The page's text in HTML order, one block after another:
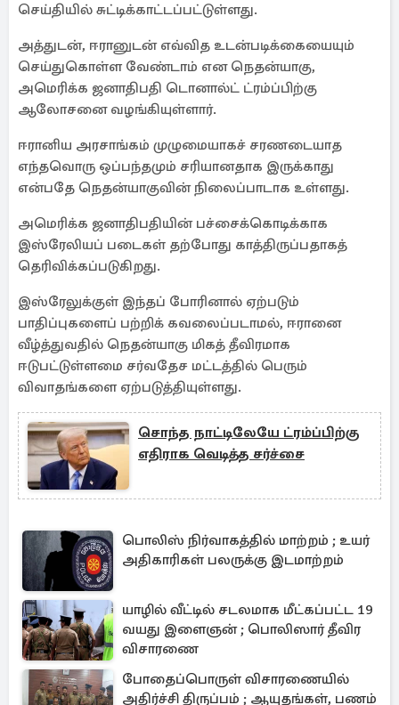
செய்தியில் சுட்டிக்காட்டப்பட்டுள்ளது.
அத்துடன், ஈரானுடன் எவ்வித உடன்படிக்கையையும்
செய்துகொள்ள வேண்டாம் என நெதன்யாகு,
அமெரிக்க ஜனாதிபதி டொனால்ட் ட்ரம்ப்பிற்கு
ஆலோசனை வழங்கியுள்ளார்.
ஈரானிய அரசாங்கம் முழுமையாகச் சரணடையாத
எந்தவொரு ஒப்பந்தமும் சரியானதாக இருக்காது
என்பதே நெதன்யாகுவின் நிலைப்பாடாக உள்ளது.
அமெரிக்க ஜனாதிபதியின் பச்சைக்கொடிக்காக
இஸ்ரேலியப் படைகள் தற்போது காத்திருப்பதாகத்
தெரிவிக்கப்படுகிறது.
இஸ்ரேலுக்குள் இந்தப் போரினால் ஏற்படும்
பாதிப்புகளைப் பற்றிக் கவலைப்படாமல், ஈரானை
வீழ்த்துவதில் நெதன்யாகு மிகத் தீவிரமாக
ஈடுபட்டுள்ளமை சர்வதேச மட்டத்தில் பெரும்
விவாதங்களை ஏற்படுத்தியுள்ளது.
சொந்த நாட்டிலேயே ட்ரம்ப்பிற்கு
எதிராக வெடித்த சர்ச்சை
பொலிஸ் நிர்வாகத்தில் மாற்றம் ; உயர்
அதிகாரிகள் பலருக்கு இடமாற்றம்
யாழில் வீட்டில் சடலமாக மீட்கப்பட்ட 19
வயது இளைஞன் ; பொலிஸார் தீவிர
விசாரணை
போதைப்பொருள் விசாரணையில்
அதிர்ச்சி திருப்பம் ; ஆயுதங்கள், பணம்